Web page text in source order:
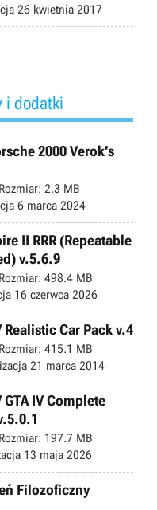
26 kwietnia 2017
i dodatki
2000 Verok’s
Rozmiar: 2.3 MB
6 marca 2024
II RRR (Repeatable
v.5.6.9
Rozmiar: 498.4 MB
16 czerwca 2026
Car Pack v.4
Rozmiar: 415.1 MB
21 marca 2014
IV Complete
Rozmiar: 197.7 MB
13 maja 2026
Filozoficzny